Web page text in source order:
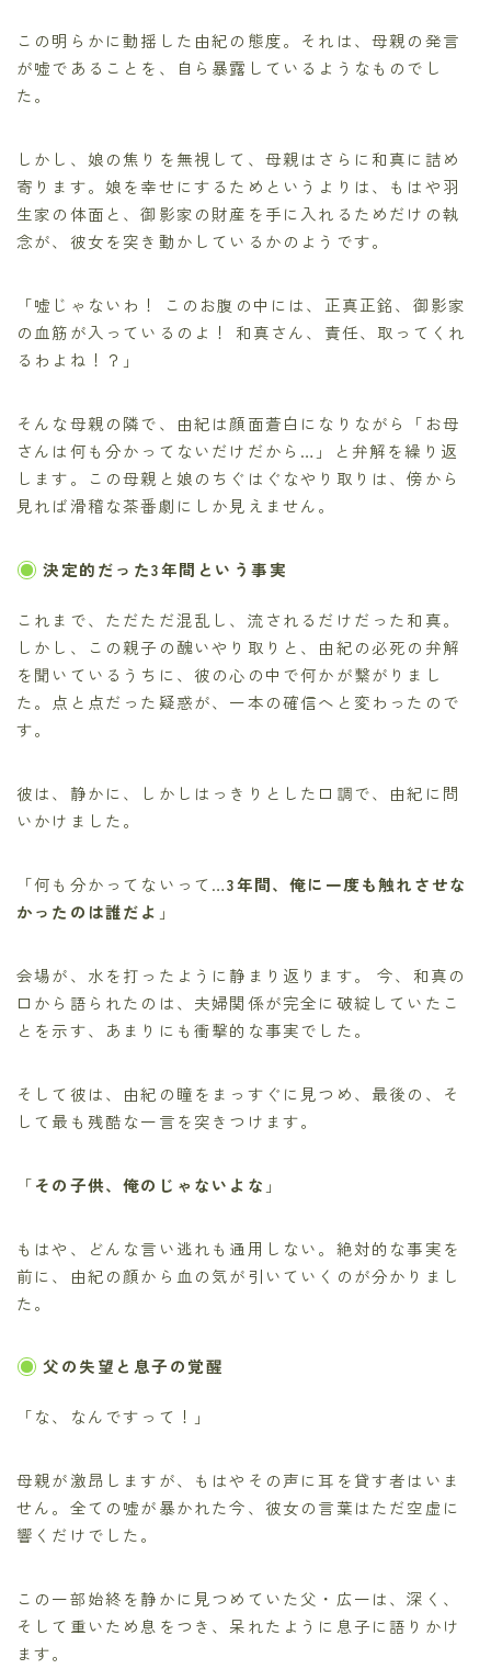
この明らかに動揺した由紀の態度。それは、母親の発言
が嘘であることを、自ら暴露しているようなものでし
た。
しかし、娘の焦りを無視して、母親はさらに和真に詰め
寄ります。娘を幸せにするためというよりは、もはや羽
生家の体面と、御影家の財産を手に入れるためだけの執
念が、彼女を突き動かしているかのようです。
「嘘じゃないわ！ このお腹の中には、正真正銘、御影家
の血筋が入っているのよ！ 和真さん、責任、取ってくれ
るわよね！？」
そんな母親の隣で、由紀は顔面蒼白になりながら「お母
さんは何も分かってないだけだから…」と弁解を繰り返
します。この母親と娘のちぐはぐなやり取りは、傍から
見れば滑稽な茶番劇にしか見えません。
決定的だった3年間という事実
これまで、ただただ混乱し、流されるだけだった和真。
しかし、この親子の醜いやり取りと、由紀の必死の弁解
を聞いているうちに、彼の心の中で何かが繋がりまし
た。点と点だった疑惑が、一本の確信へと変わったので
す。
彼は、静かに、しかしはっきりとした口調で、由紀に問
いかけました。
「何も分かってないって…3年間、俺に一度も触れさせな
かったのは誰だよ 」
会場が、水を打ったように静まり返ります。 今、和真の
口から語られたのは、夫婦関係が完全に破綻していたこ
とを示す、あまりにも衝撃的な事実でした。
そして彼は、由紀の瞳をまっすぐに見つめ、最後の、そ
して最も残酷な一言を突きつけます。
「その子供、俺のじゃないよな 」
もはや、どんな言い逃れも通用しない。絶対的な事実を
前に、由紀の顔から血の気が引いていくのが分かりまし
た。
父の失望と息子の覚醒
「な、なんですって！」
母親が激昂しますが、もはやその声に耳を貸す者はいま
せん。全ての嘘が暴かれた今、彼女の言葉はただ空虚に
響くだけでした。
この一部始終を静かに見つめていた父・広一は、深く、
そして重いため息をつき、呆れたように息子に語りかけ
ます。